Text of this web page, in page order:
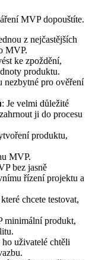
MVP dopouštíte.
z nejčastějších
MVP.
ke zpoždění,
produktu.
nezbytné pro ověření
: Je velmi důležité
ji do procesu
produktu,
MVP.
bez jasně
řízení projektu a
chcete testovat,
minimální produkt,
uživatelé chtěli